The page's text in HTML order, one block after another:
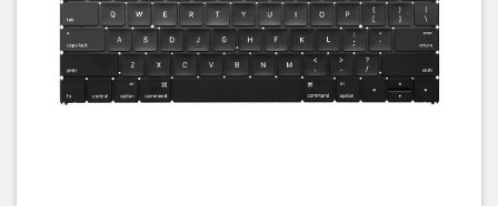
- Một vài phím bấm không gõ được, hoặc lúc được lúc không –
Biểu hiện bàn phím chập chờn lúc bấm được lúc không, có khi bắt
buộc phải dùng lực nhấn thật mạnh thì phím đó mới hiển thị khi
soạn thảo nội dung.